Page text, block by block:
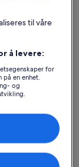
Mont
avl
av
Hytte
til våre
å levere:
for
en enhet.
og